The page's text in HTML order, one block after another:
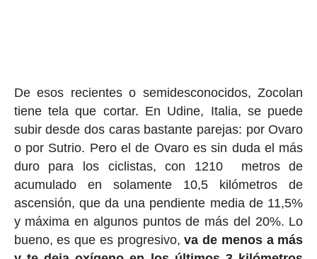
De esos recientes o semidesconocidos, Zocolan
tiene tela que cortar. En Udine, Italia, se puede
subir desde dos caras bastante parejas: por Ovaro
o por Sutrio. Pero el de Ovaro es sin duda el más
duro para los ciclistas, con 1210 metros de
acumulado en solamente 10,5 kilómetros de
ascensión, que da una pendiente media de 11,5%
y máxima en algunos puntos de más del 20%. Lo
bueno, es que es progresivo,va de menos a más